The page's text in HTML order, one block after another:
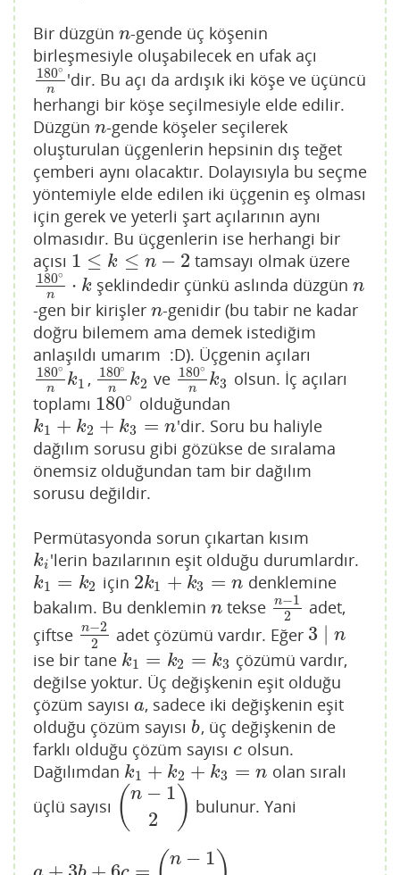
Bir düzgün n
n-gende üç köşenin
birleşmesiyle oluşabilecek en ufak açı
180∘
n
180∘n
'dir. Bu açı da ardışık iki köşe ve üçüncü
herhangi bir köşe seçilmesiyle elde edilir.
Düzgün n
n-gende köşeler seçilerek
oluşturulan üçgenlerin hepsinin dış teğet
çemberi aynı olacaktır. Dolayısıyla bu seçme
yöntemiyle elde edilen iki üçgenin eş olması
için gerek ve yeterli şart açılarının aynı
olmasıdır. Bu üçgenlerin ise herhangi bir
açısı 1 ≤ k ≤ n − 2
1 ≤k≤ n− 2 tamsayı olmak üzere
180∘
n ⋅ k
180∘ n ⋅k şeklindedir çünkü aslında düzgünn
n
-gen bir kirişler n
n-genidir (bu tabir ne kadar
doğru bilemem ama demek istediğim
anlaşıldı umarım :D). Üçgenin açıları
180∘
n k1
180∘nk 1, 180∘
n k2
180∘nk 2
ve 180∘
n k3
180∘nk 3
olsun. İç açıları
toplamı 180∘
180∘ olduğundan
k1 + k2 + k3 = n
k1 +k2 +k 3=n
'dir. Soru bu haliyle
dağılım sorusu gibi gözükse de sıralama
önemsiz olduğundan tam bir dağılım
sorusu değildir.
Permütasyonda sorun çıkartan kısım
ki
ki 'lerin bazılarının eşit olduğu durumlardır.
k1 = k2
k1 =k2 için 2k1 + k3 = n
2k1 +k3 =n
denklemine
bakalım. Bu denklemin n
ntekse n−1
2
n−12 adet,
çiftse
n−2
2
n−22 adet çözümü vardır. Eğer 3 n
3∣
n
ise bir tane k1 = k2 = k3
k1 =k2 =k3
çözümü vardır,
değilse yoktur. Üç değişkenin eşit olduğu
çözüm sayısı a
a, sadece iki değişkenin eşit
olduğu çözüm sayısı b
b, üç değişkenin de
farklı olduğu çözüm sayısı c
c olsun.
Dağılımdan k1 + k2 + k3 = n
k1 +k2 +k 3=n
olan sıralı
üçlü sayısı ( n − 1
2
)
(n 2 bulunur. Yani
n − 1